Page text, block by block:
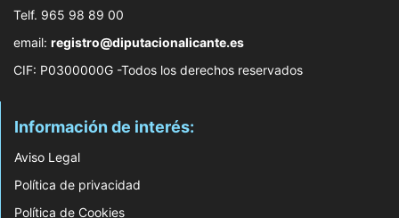
Telf. 965 98 89 00
email: registro@diputacionalicante.es
CIF: P0300000G -Todos los derechos reservados
Información de interés:
Aviso Legal
Política de privacidad
Política de Cookies